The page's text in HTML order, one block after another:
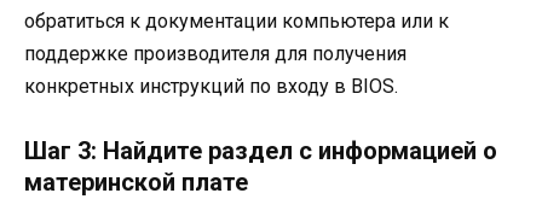
обратиться к документации компьютера или к
поддержке производителя для получения
конкретных инструкций по входу в BIOS.
Шаг 3: Найдите раздел с информацией о
материнской плате